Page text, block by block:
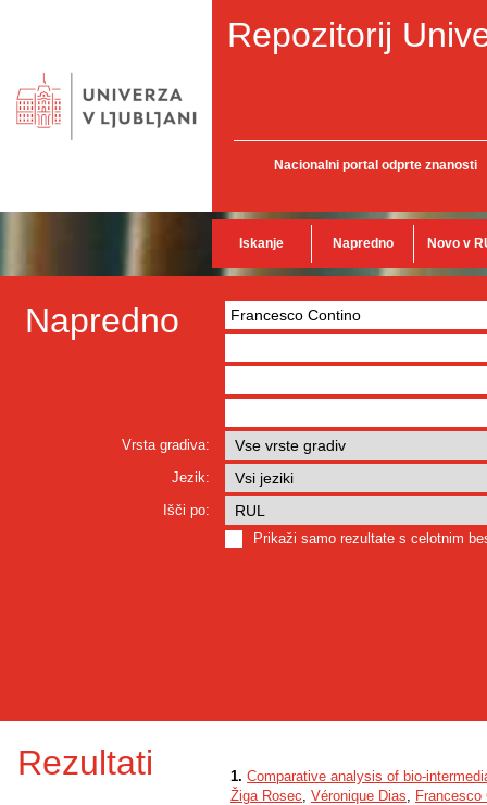
Repozitorij
Nacionalni portal odprte znanosti
Iskanje Napredno Novo v
Napredno
Vrsta gradiva:
Jezik:
Išči po:
Prikaži samo rezultate s celotnim
Rezultati 1. Comparative analysis of bio-
Žiga Rosec, Véronique Dias, Francesco